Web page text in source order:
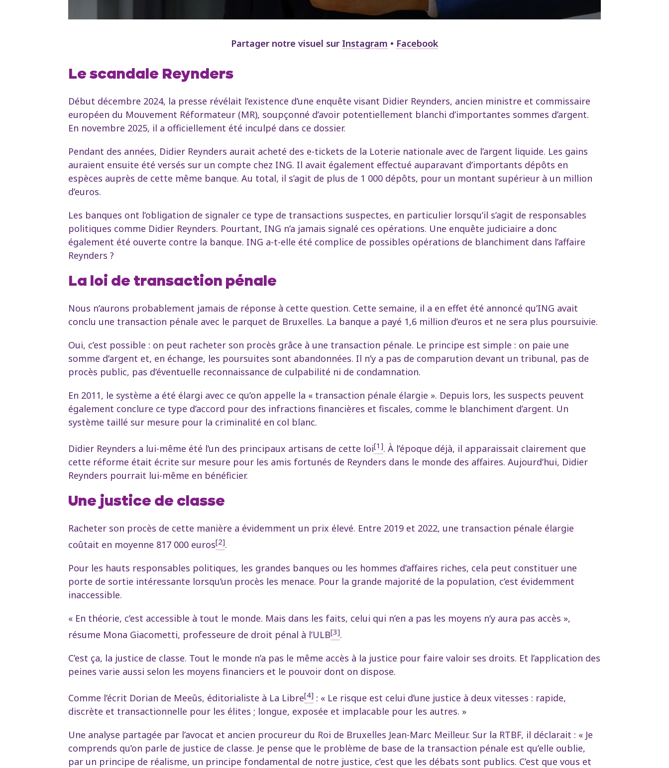
Partager notre visuel sur Instagram • Facebook
Le scandale Reynders
Début décembre 2024, la presse révélait l’existence d’une enquête visant Didier Reynders, ancien ministre et commissaire
européen du Mouvement Réformateur (MR), soupçonné d’avoir potentiellement blanchi d’importantes sommes d’argent.
En novembre 2025, il a officiellement été inculpé dans ce dossier.
Pendant des années, Didier Reynders aurait acheté des e-tickets de la Loterie nationale avec de l’argent liquide. Les gains
auraient ensuite été versés sur un compte chez ING. Il avait également effectué auparavant d’importants dépôts en
espèces auprès de cette même banque. Au total, il s’agit de plus de 1 000 dépôts, pour un montant supérieur à un million
d’euros.
Les banques ont l’obligation de signaler ce type de transactions suspectes, en particulier lorsqu’il s’agit de responsables
politiques comme Didier Reynders. Pourtant, ING n’a jamais signalé ces opérations. Une enquête judiciaire a donc
également été ouverte contre la banque. ING a-t-elle été complice de possibles opérations de blanchiment dans l’affaire
Reynders ?
La loi de transaction pénale
Nous n’aurons probablement jamais de réponse à cette question. Cette semaine, il a en effet été annoncé qu’ING avait
conclu une transaction pénale avec le parquet de Bruxelles. La banque a payé 1,6 million d’euros et ne sera plus poursuivie.
Oui, c’est possible : on peut racheter son procès grâce à une transaction pénale. Le principe est simple : on paie une
somme d’argent et, en échange, les poursuites sont abandonnées. Il n’y a pas de comparution devant un tribunal, pas de
procès public, pas d’éventuelle reconnaissance de culpabilité ni de condamnation.
En 2011, le système a été élargi avec ce qu’on appelle la « transaction pénale élargie ». Depuis lors, les suspects peuvent
également conclure ce type d’accord pour des infractions financières et fiscales, comme le blanchiment d’argent. Un
système taillé sur mesure pour la criminalité en col blanc.
Didier Reynders a lui-même été l’un des principaux artisans de cette loi[1]. À l’époque déjà, il apparaissait clairement que
cette réforme était écrite sur mesure pour les amis fortunés de Reynders dans le monde des affaires. Aujourd’hui, Didier
Reynders pourrait lui-même en bénéficier.
Une justice de classe
Racheter son procès de cette manière a évidemment un prix élevé. Entre 2019 et 2022, une transaction pénale élargie
coûtait en moyenne 817 000 euros[2].
Pour les hauts responsables politiques, les grandes banques ou les hommes d’affaires riches, cela peut constituer une
porte de sortie intéressante lorsqu’un procès les menace. Pour la grande majorité de la population, c’est évidemment
inaccessible.
« En théorie, c’est accessible à tout le monde. Mais dans les faits, celui qui n’en a pas les moyens n’y aura pas accès »,
résume Mona Giacometti, professeure de droit pénal à l’ULB[3].
C’est ça, la justice de classe. Tout le monde n’a pas le même accès à la justice pour faire valoir ses droits. Et l’application des
peines varie aussi selon les moyens financiers et le pouvoir dont on dispose.
Comme l’écrit Dorian de Meeûs, éditorialiste à La Libre[4] : « Le risque est celui d’une justice à deux vitesses : rapide,
discrète et transactionnelle pour les élites ; longue, exposée et implacable pour les autres. »
Une analyse partagée par l’avocat et ancien procureur du Roi de Bruxelles Jean-Marc Meilleur. Sur la RTBF, il déclarait : « Je
comprends qu’on parle de justice de classe. Je pense que le problème de base de la transaction pénale est qu’elle oublie,
par un principe de réalisme, un principe fondamental de notre justice, c’est que les débats sont publics. C’est que vous et